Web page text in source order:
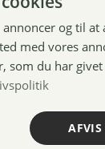
–
Prisinterval:
579,00 kr.
og til at
med vores
som du har
AFVIS